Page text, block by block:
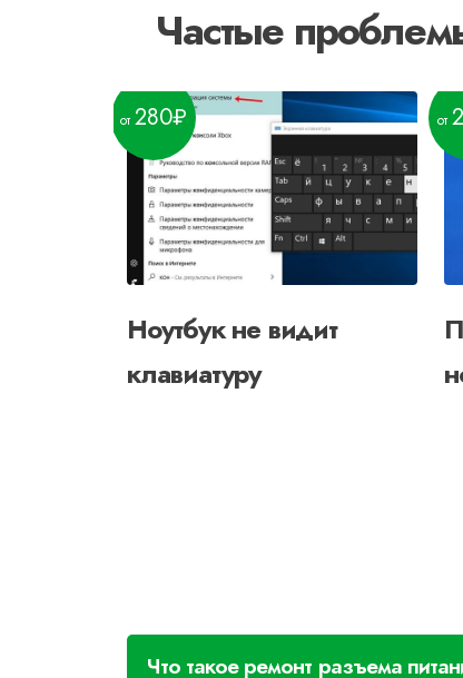
Частые
Ноутбук не видит
клавиатуру
280
Что такое ремонт разъема